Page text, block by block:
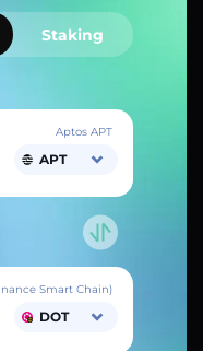
Staking
Aptos APT
APT
Smart Chain)
DOT